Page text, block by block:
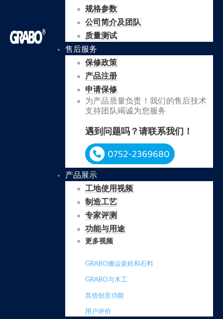
规格参数
公司简介及团队
质量测试
售后服务
保修政策
产品注册
申请保修
为产品质量负责！我们的售后技术
支持团队竭诚为您服务
遇到问题吗？请联系我们！
产品展示
工地使用视频
制造工艺
专家评测
功能与用途
更多视频
GRABO搬运瓷砖和石料
GRABO与木工
其他创意功能
用户评价